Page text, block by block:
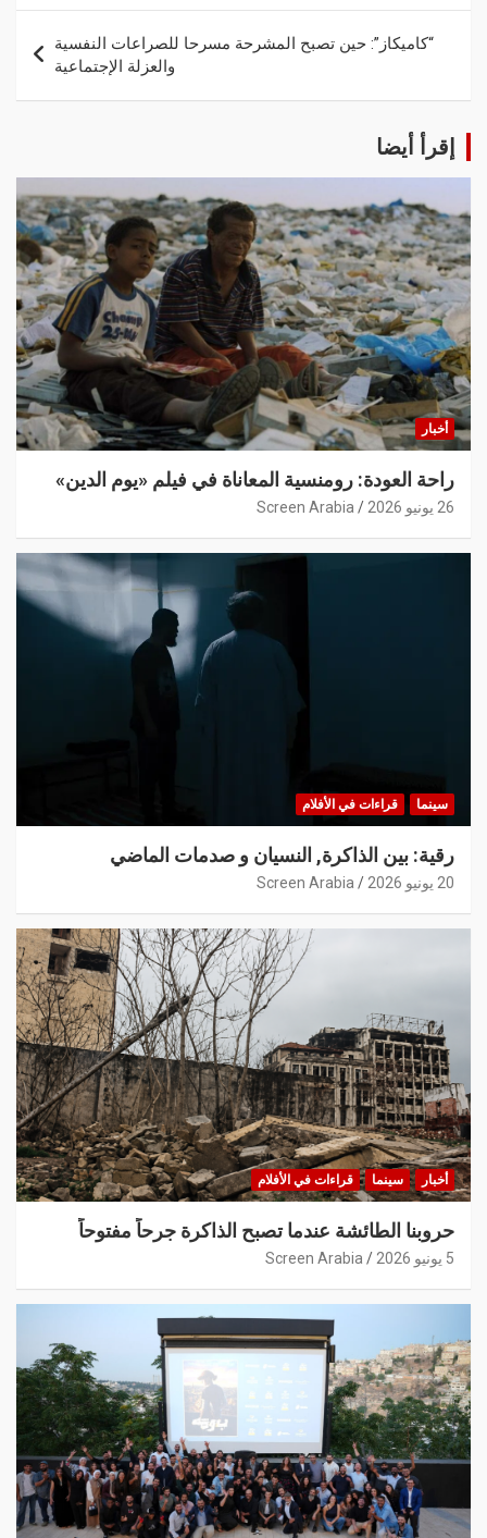
“كاميكاز”: حين تصبح المشرحة مسرحا للصراعات النفسية
والعزلة الإجتماعية
إقرأ أيضا
أخبار
راحة العودة: رومنسية المعاناة في فيلم «يوم الدين»
26 يونيو 2026 Screen Arabia
سينما قراءات في الأفلام
رقية: بين الذاكرة, النسيان و صدمات الماضي
20 يونيو 2026 Screen Arabia
أخبار سينما قراءات في الأفلام
حروبنا الطائشة عندما تصبح الذاكرة جرحاً مفتوحاً
5 يونيو 2026 Screen Arabia